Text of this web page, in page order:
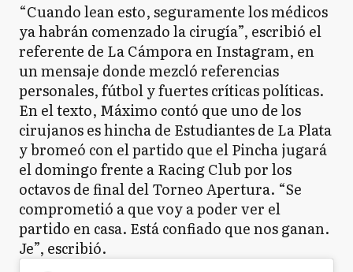
“Cuando lean esto, seguramente los médicos
ya habrán comenzado la cirugía”, escribió el
referente de La Cámpora en Instagram, en
un mensaje donde mezcló referencias
personales, fútbol y fuertes críticas políticas.
En el texto, Máximo contó que uno de los
cirujanos es hincha de Estudiantes de La Plata
y bromeó con el partido que el Pincha jugará
el domingo frente a Racing Club por los
octavos de final del Torneo Apertura. “Se
comprometió a que voy a poder ver el
partido en casa. Está confiado que nos ganan.
Je”, escribió.